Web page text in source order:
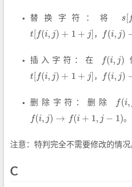
替换字符：将 s [
s[ f
t [f(i, j) + 1 + j]
t f(i,j)+1+j] ， f(i, j)
f(i,j)→ f i
插入字符：在 f(i, j)
f(i,j)
t [f(i, j) + 1 + j]
t f(i,j)+1+j] ， f(i, j)
f(i,j)→ f i
删除字符：删除 f(i,
f(i,j)
f(i, j) → f(i + 1, j − 1)
f(i,j)→ f i+1 j−1 。
注意：特判完全不需要修改的情况
C